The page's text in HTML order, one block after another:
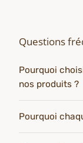
Questions
Pourquoi
nos produits ?
Pourquoi